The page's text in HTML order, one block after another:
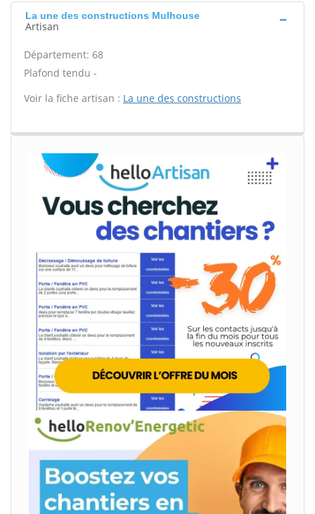
La une des constructions Mulhouse
Artisan
Département: 68
Plafond tendu -
Voir la fiche artisan : La une des constructions